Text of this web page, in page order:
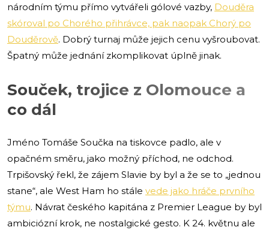
národním týmu přímo vytvářeli gólové vazby, Douděra
skóroval po Chorého přihrávce, pak naopak Chorý po
Douděrově. Dobrý turnaj může jejich cenu vyšroubovat.
Špatný může jednání zkomplikovat úplně jinak.
Souček, trojice z Olomouce a
co dál
Jméno Tomáše Součka na tiskovce padlo, ale v
opačném směru, jako možný příchod, ne odchod.
Trpišovský řekl, že zájem Slavie by byl a že se to „jednou
stane“, ale West Ham ho stále vede jako hráče prvního
týmu. Návrat českého kapitána z Premier League by byl
ambiciózní krok, ne nostalgické gesto. K 24. květnu ale